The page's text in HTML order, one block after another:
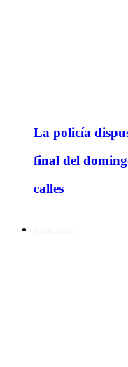
La policía
final del
calles